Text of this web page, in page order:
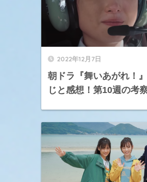
2022年12月7日
朝ドラ『舞いあがれ！
じと感想！第10週の考